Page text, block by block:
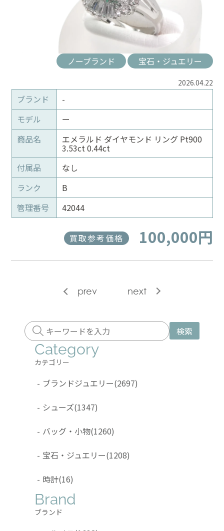
ノーブランド 宝石・ジュエリー
2026.04.22
ブランド
-
モデル
ー
商品名
エメラルド ダイヤモンド リング Pt900
3.53ct 0.44ct
付属品
なし
ランク
B
管理番号
42044
買取参考価格 100,000円
prev next
検索
Category
カテゴリー
- ブランドジュエリー(2697)
- シューズ(1347)
- バッグ・小物(1260)
- 宝石・ジュエリー(1208)
- 時計(16)
Brand
ブランド